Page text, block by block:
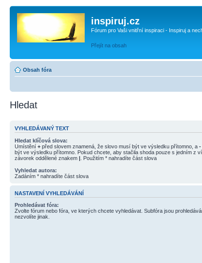
inspiruj.cz
Fórum pro Vaši vnitřní inspiraci - Inspiruj a
Přejít na obsah
Obsah fóra
Hledat
VYHLEDÁVANÝ TEXT
Hledat klíčová slova:
Umístění + před slovem znamená, že slovo musí být ve výsledku přítomno, a -
být ve výsledku přítomno. Pokud chcete, aby stačila shoda pouze s jedním z
závorek oddělené znakem | . Použitím * nahradíte část slova
Vyhledat autora:
Zadáním * nahradíte část slova
NASTAVENÍ VYHLEDÁVÁNÍ
Prohledávat fóra:
Zvolte fórum nebo fóra, ve kterých chcete vyhledávat. Subfóra jsou
nezvolíte jinak.